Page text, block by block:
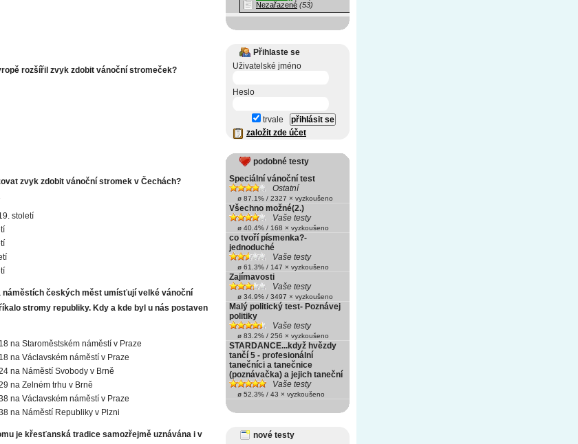
rozšířil zvyk zdobit vánoční stromeček?
zvyk zdobit vánoční stromek v Čechách?
století
náměstích českých měst umísťují velké vánoční
stromy republiky. Kdy a kde byl u nás postaven
na Staroměstském náměstí v Praze
na Václavském náměstí v Praze
na Náměstí Svobody v Brně
na Zelném trhu v Brně
na Václavském náměstí v Praze
na Náměstí Republiky v Plzni
je křesťanská tradice samozřejmě uznávána i v
Nezařazené (53)
Přihlaste se
Uživatelské jméno
Heslo
trvale
založit zde účet
podobné testy
Speciální vánoční test
Ostatní
ø 87.1% / 2327 × vyzkoušeno
Všechno možné(2.)
Vaše testy
ø 40.4% / 168 × vyzkoušeno
co tvoří písmenka?-
jednoduché
Vaše testy
ø 61.3% / 147 × vyzkoušeno
Zajímavosti
Vaše testy
ø 34.9% / 3497 × vyzkoušeno
Malý politický test- Poznávej
politiky
Vaše testy
ø 83.2% / 256 × vyzkoušeno
STARDANCE...když hvězdy
tančí 5 - profesionální
tanečníci a tanečnice
(poznávačka) a jejich taneční
Vaše testy
ø 52.3% / 43 × vyzkoušeno
nové testy